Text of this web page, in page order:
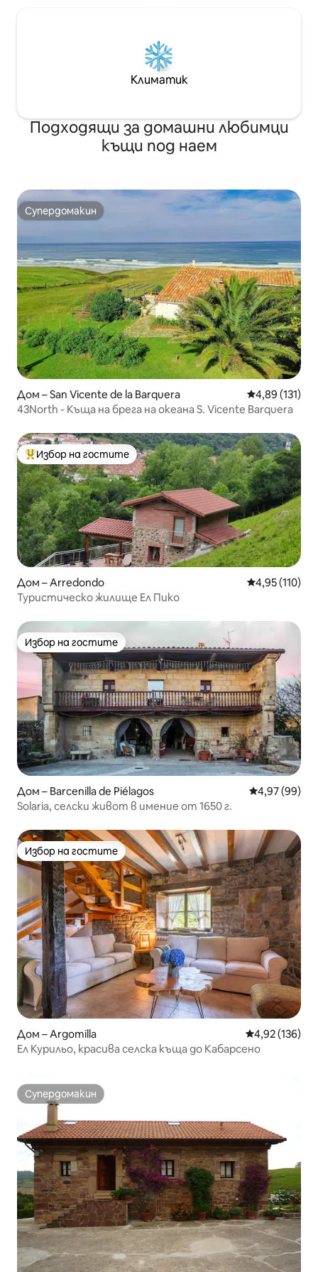
Климатик
Подходящи за домашни любимци
къщи под наем
Супердомакин
Супердомакин
Дом – San Vicente de la Barquera Средна
4,89 (131)
43North - Къща на брега на океана S. Vicente Barquera
Най-популярен избор на гостите
Избор на гостите
Дом – Arredondo Средна
4,95 (110)
Туристическо жилище Ел Пико
Избор на гостите
Избор на гостите
Дом – Barcenilla de Piélagos Средна
4,97 (99)
Solaria, селски живот в имение от 1650 г.
Избор на гостите
Избор на гостите
Дом – Argomilla Средна
4,92 (136)
Ел Курильо, красива селска къща до Кабарсено
Супердомакин
Супердомакин